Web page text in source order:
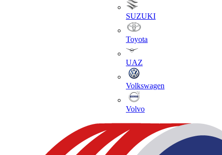
SUZUKI
Toyota
UAZ
Volkswagen
Volvo